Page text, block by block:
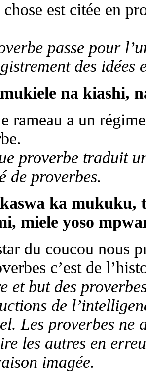
est citée en
passe pour
des idées
na kiashi,
rameau a un
proverbe traduit
de proverbes.
ka mukuku,
miele yoso
du coucou nous
c’est de
et but des
de
Les proverbes ne
les autres en
imagée.